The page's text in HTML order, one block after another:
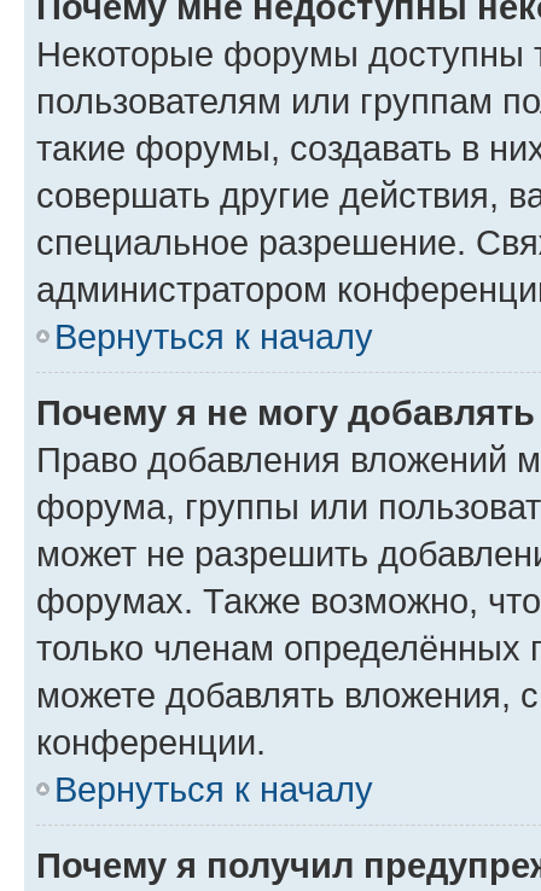
Некоторые форумы доступны
пользователям или группам
такие форумы, создавать в
совершать другие действия,
специальное разрешение.
администратором
Вернуться к началу
Почему я не могу
Право добавления вложений
форума, группы или
может не разрешить
форумах. Также возможно,
только членам определённых
можете добавлять вложения,
конференции.
Вернуться к началу
Почему я получил